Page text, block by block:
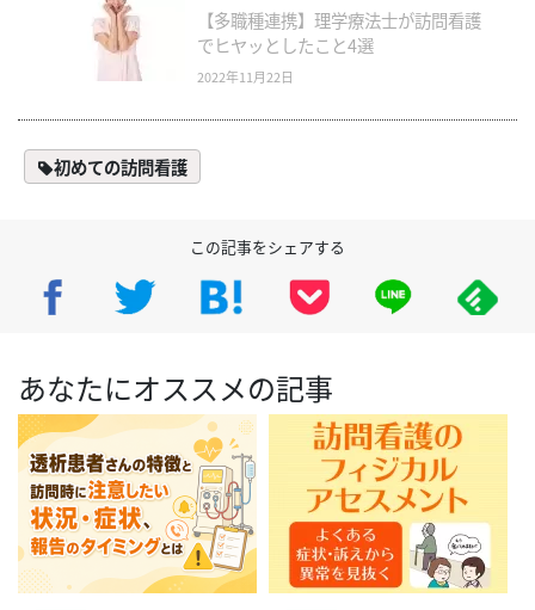
【多職種連携】理学療法士が訪問看護
でヒヤッとしたこと4選
2022年11月22日
初めての訪問看護
この記事をシェアする
あなたにオススメの記事